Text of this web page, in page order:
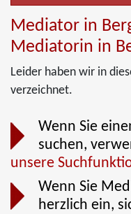
Mediator in
Mediatorin in
Leider haben wir in
verzeichnet.
Wenn Sie
suchen,
unsere
Wenn Sie
herzlich ein,